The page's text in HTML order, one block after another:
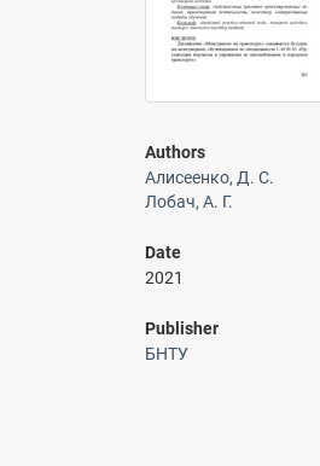
Authors
Алисеенко, Д. С.
Лобач, А. Г.
Date
2021
Publisher
БНТУ